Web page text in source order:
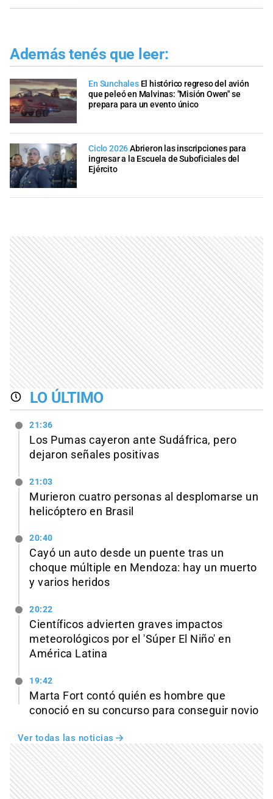
Además tenés que leer:
En Sunchales El histórico regreso del avión
que peleó en Malvinas: "Misión Owen" se
prepara para un evento único
Ciclo 2026Abrieron las inscripciones para
ingresar a la Escuela de Suboficiales del
Ejército
LO ÚLTIMO
21:36
Los Pumas cayeron ante Sudáfrica, pero
dejaron señales positivas
21:03
Murieron cuatro personas al desplomarse un
helicóptero en Brasil
20:40
Cayó un auto desde un puente tras un
choque múltiple en Mendoza: hay un muerto
y varios heridos
20:22
Científicos advierten graves impactos
meteorológicos por el 'Súper El Niño' en
América Latina
19:42
Marta Fort contó quién es hombre que
conoció en su concurso para conseguir novio
Ver todas las noticias